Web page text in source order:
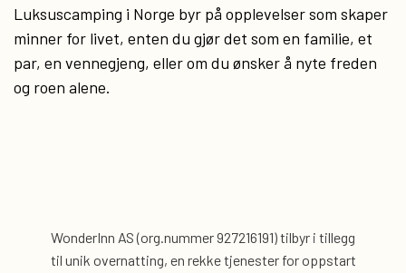
Luksuscamping i Norge byr på opplevelser som skaper
minner for livet, enten du gjør det som en familie, et
par, en vennegjeng, eller om du ønsker å nyte freden
og roen alene.
WonderInn AS (org.nummer 927216191) tilbyr i tillegg
til unik overnatting, en rekke tjenester foroppstart